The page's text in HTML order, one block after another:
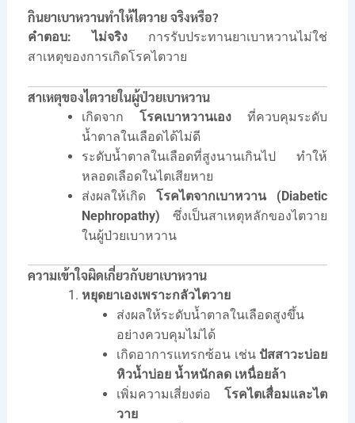
กินยาเบาหวานทำให้ไตวาย จริงหรือ?
คำตอบ: ไม่จริง การรับประทานยาเบาหวานไม่ใช่
สาเหตุของการเกิดโรคไตวาย
สาเหตุของไตวายในผู้ป่วยเบาหวาน
เกิดจาก โรคเบาหวานเอง ที่ควบคุมระดับ
น้ำตาลในเลือดได้ไม่ดี
ระดับน้ำตาลในเลือดที่สูงนานเกินไป ทำให้
หลอดเลือดในไตเสียหาย
ส่งผลให้เกิด โรคไตจากเบาหวาน (Diabetic
Nephropathy) ซึ่งเป็นสาเหตุหลักของไตวาย
ในผู้ป่วยเบาหวาน
ความเข้าใจผิดเกี่ยวกับยาเบาหวาน
หยุดยาเองเพราะกลัวไตวาย
ส่งผลให้ระดับน้ำตาลในเลือดสูงขึ้น
อย่างควบคุมไม่ได้
เกิดอาการแทรกซ้อน เช่น ปัสสาวะบ่อย
หิวน้ำบ่อย น้ำหนักลด เหนื่อยล้า
เพิ่มความเสี่ยงต่อโรคไตเสื่อมและไต
วาย